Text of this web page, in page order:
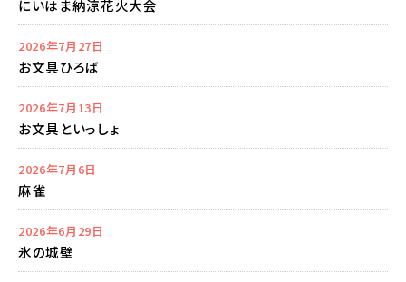
にいはま納涼花火大会
2026年7月27日
お文具ひろば
2026年7月13日
お文具といっしょ
2026年7月6日
麻雀
2026年6月29日
氷の城壁